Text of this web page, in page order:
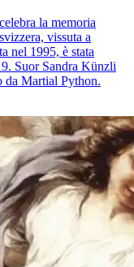
la memoria
vissuta a
nel 1995, è stata
Suor Sandra Künzli
da Martial Python.